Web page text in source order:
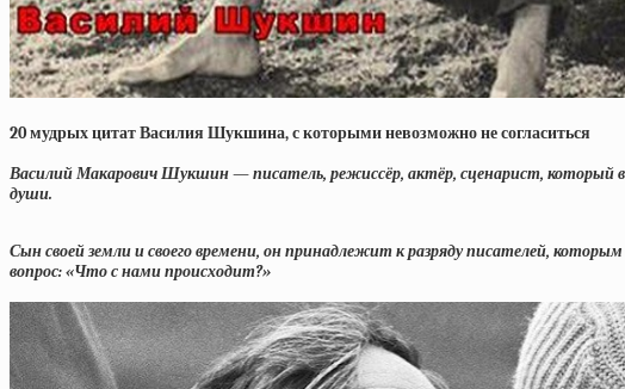
20 мудрых цитат Василия Шукшина, с которыми невозможно не согласиться
Василий Макарович Шукшин — писатель, режиссёр, актёр, сценарист, который в
души.
Сын своей земли и своего времени, он принадлежит к разряду писателей,
вопрос: «Что с нами происходит?»